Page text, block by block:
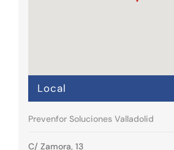
Local
Prevenfor Soluciones Valladolid
C/ Zamora, 13